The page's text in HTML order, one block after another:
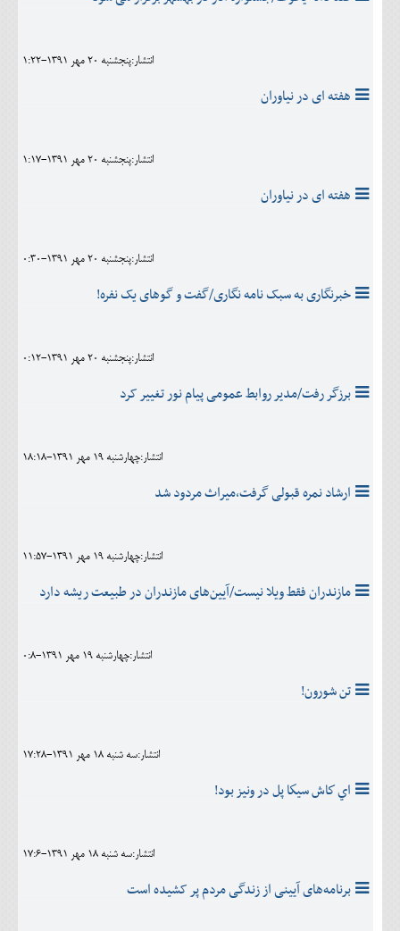
انتشار:پنجشنبه 20 مهر 1391-1:22
هفته ای در نیاوران
انتشار:پنجشنبه 20 مهر 1391-1:17
هفته ای در نیاوران
انتشار:پنجشنبه 20 مهر 1391-0:30
خبرنگاری به سبک نامه نگاری/گفت و گوهای یک نفره!
انتشار:پنجشنبه 20 مهر 1391-0:12
برزگر رفت/مدیر روابط عمومی پیام نور تغییر کرد
انتشار:چهارشنبه 19 مهر 1391-18:18
ارشاد نمره قبولی گرفت،میراث مردود شد
انتشار:چهارشنبه 19 مهر 1391-11:57
مازندران فقط ویلا نیست/آیین‌های مازندران در طبیعت ریشه دارد
انتشار:چهارشنبه 19 مهر 1391-0:8
تن شورون!
انتشار:سه شنبه 18 مهر 1391-17:28
اي كاش سيكا پل در ونيز بود!
انتشار:سه شنبه 18 مهر 1391-17:6
برنامه‌های آیینی از زندگی مردم پر کشیده است